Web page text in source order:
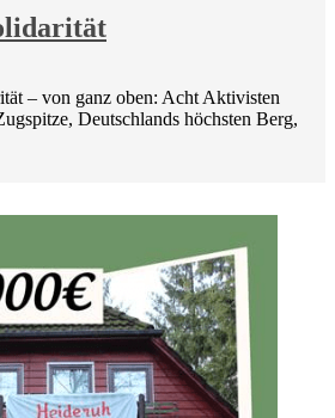
– von ganz oben: Acht Aktivisten
Deutschlands höchsten Berg,